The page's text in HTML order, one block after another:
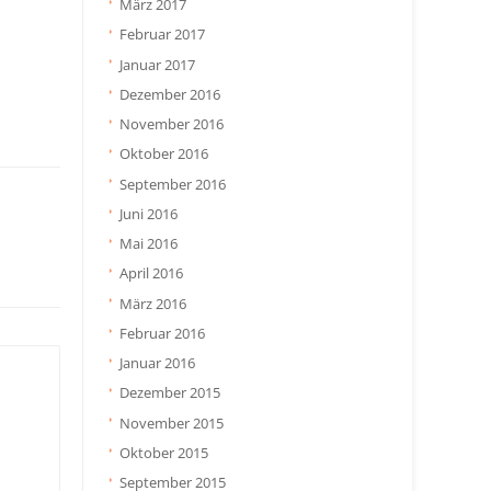
März 2017
Februar 2017
Januar 2017
Dezember 2016
November 2016
Oktober 2016
September 2016
Juni 2016
Mai 2016
April 2016
März 2016
Februar 2016
Januar 2016
Dezember 2015
November 2015
Oktober 2015
September 2015